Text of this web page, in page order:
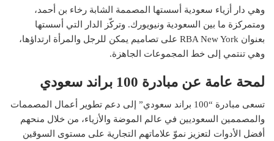
وهي دار أزياء سعودية أسستها المصممة الشابة رخاء بن أحمد،
ومتمركزة ما بين السعودية ونيويورك. وتركّز الدار التي أسستها
بعنوان RBA New York على تصاميم يمكن للرجل والمرأة ارتداؤها،
وهي تنتمي إلى خط المجموعات الجاهزة.
لمحة عامة عن مبادرة 100 براند سعودي
تسعى مبادرة “100 براند سعودي” إلى دعم تطوير أعمال المصممات
والمصممين السعوديين في عالم الموضة والأزياء، من خلال منحهم
أفضل الأدوات لتعزيز نموّ علاماتهم التجارية على مستوى السوقين